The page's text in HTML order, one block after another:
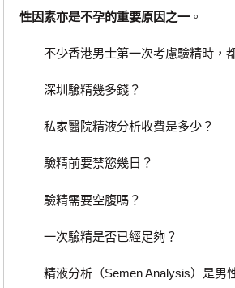
性因素亦是不孕的重要原因之一。
不少香港男士第一次考慮驗精時，都
深圳驗精幾多錢？
私家醫院精液分析收費是多少？
驗精前要禁慾幾日？
驗精需要空腹嗎？
一次驗精是否已經足夠？
精液分析（Semen Analysis）是男